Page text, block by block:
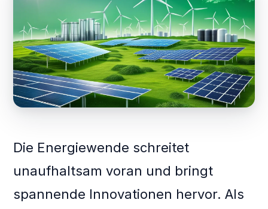
Die Energiewende schreitet
unaufhaltsam voran und bringt
spannende Innovationen hervor. Als